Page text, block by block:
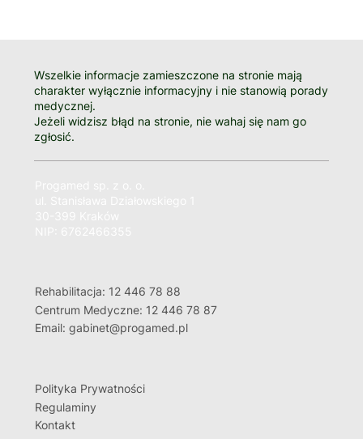
Wszelkie informacje zamieszczone na stronie mają
charakter wyłącznie informacyjny i nie stanowią porady
medycznej.
Jeżeli widzisz błąd na stronie, nie wahaj się nam go
zgłosić.
Rehabilitacja: 12 446 78 88
Centrum Medyczne: 12 446 78 87
Email: gabinet@progamed.pl
Polityka Prywatności
Regulaminy
Kontakt